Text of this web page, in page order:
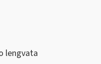
lengvata